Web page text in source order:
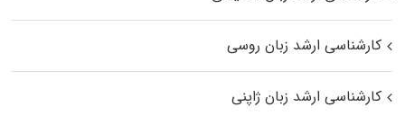
کارشناسی ارشد زبان روسی
کارشناسی ارشد زبان ژاپنی